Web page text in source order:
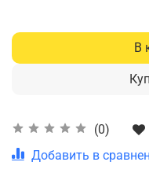
(0)
Добавить в
В